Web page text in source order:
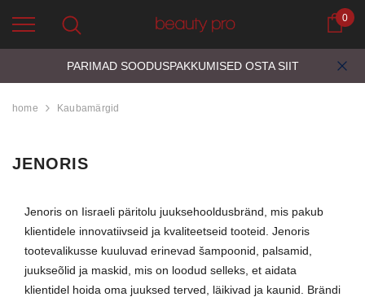
0
PARIMAD SOODUSPAKKUMISED OSTA SIIT
home Kaubamärgid
JENORIS
Jenoris on Iisraeli päritolu juuksehooldusbränd, mis pakub
klientidele innovatiivseid ja kvaliteetseid tooteid. Jenoris
tootevalikusse kuuluvad erinevad šampoonid, palsamid,
juukseõlid ja maskid, mis on loodud selleks, et aidata
klientidel hoida oma juuksed terved, läikivad ja kaunid. Brändi